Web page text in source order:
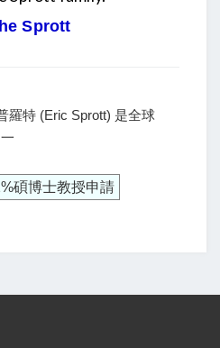
Sprott
羅特 (Eric Sprott) 是全球
碩博士教授申請